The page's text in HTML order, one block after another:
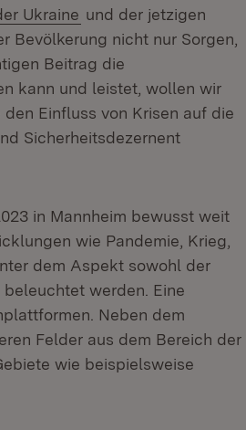
Ukraine und der jetzigen
Bevölkerung nicht nur Sorgen,
Beitrag die
kann und leistet, wollen wir
Einfluss von Krisen auf die
Sicherheitsdezernent
in Mannheim bewusst weit
wie Pandemie, Krieg,
dem Aspekt sowohl der
werden. Eine
Neben dem
Felder aus dem Bereich der
wie beispielsweise